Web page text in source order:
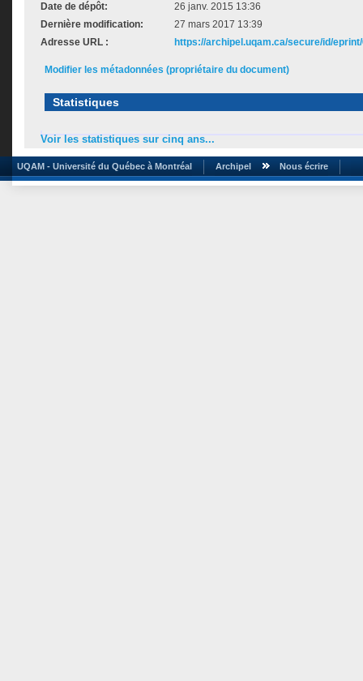
Date de dépôt:
26 janv. 2015 13:36
Dernière modification:
27 mars 2017 13:39
Adresse URL :
https://archipel.uqam.ca/secure/id/
Modifier les métadonnées (propriétaire du document)
Statistiques
Voir les statistiques sur cinq ans...
UQAM - Université du Québec à Montréal Archipel Nous écrire